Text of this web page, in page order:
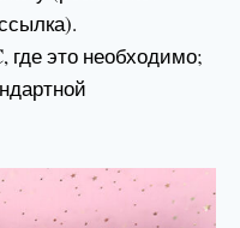
где это необходимо;